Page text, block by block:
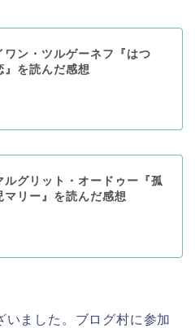
ワン・ツルゲーネフ『はつ
』を読んだ感想
ルグリット・オードゥー『孤
マリー』を読んだ感想
いました。ブログ村に参加